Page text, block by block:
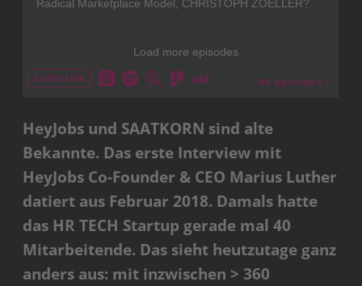
HeyJobs und SAATKORN sind alte
Bekannte. Das erste Interview mit
HeyJobs Co-Founder & CEO Marius Luther
datiert aus Februar 2018. Damals hatte
das HR TECH Startup gerade mal 40
Mitarbeitende. Das sieht heutzutage ganz
anders aus: mit inzwischen > 360